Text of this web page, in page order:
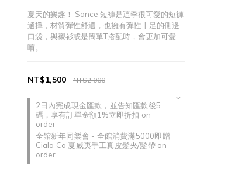
夏天的樂趣！ Sance 短褲是這季很可愛的短褲
選擇，材質彈性舒適，也擁有彈性十足的側邊
口袋，與襯衫或是簡單T搭配時，會更加可愛
唷。
2日內完成現金匯款，並告知匯款後5
碼，享有訂單金額1%立即折扣 on
order
全館新年同樂會 - 全館消費滿5000即贈
Ciala Co 夏威夷手工真皮髮夾/髮帶 on
order
NT$2,000
NT$1,500